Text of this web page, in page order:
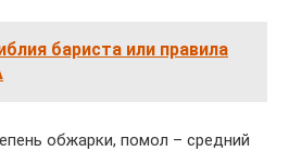
бариста или правила
обжарки, помол – средний